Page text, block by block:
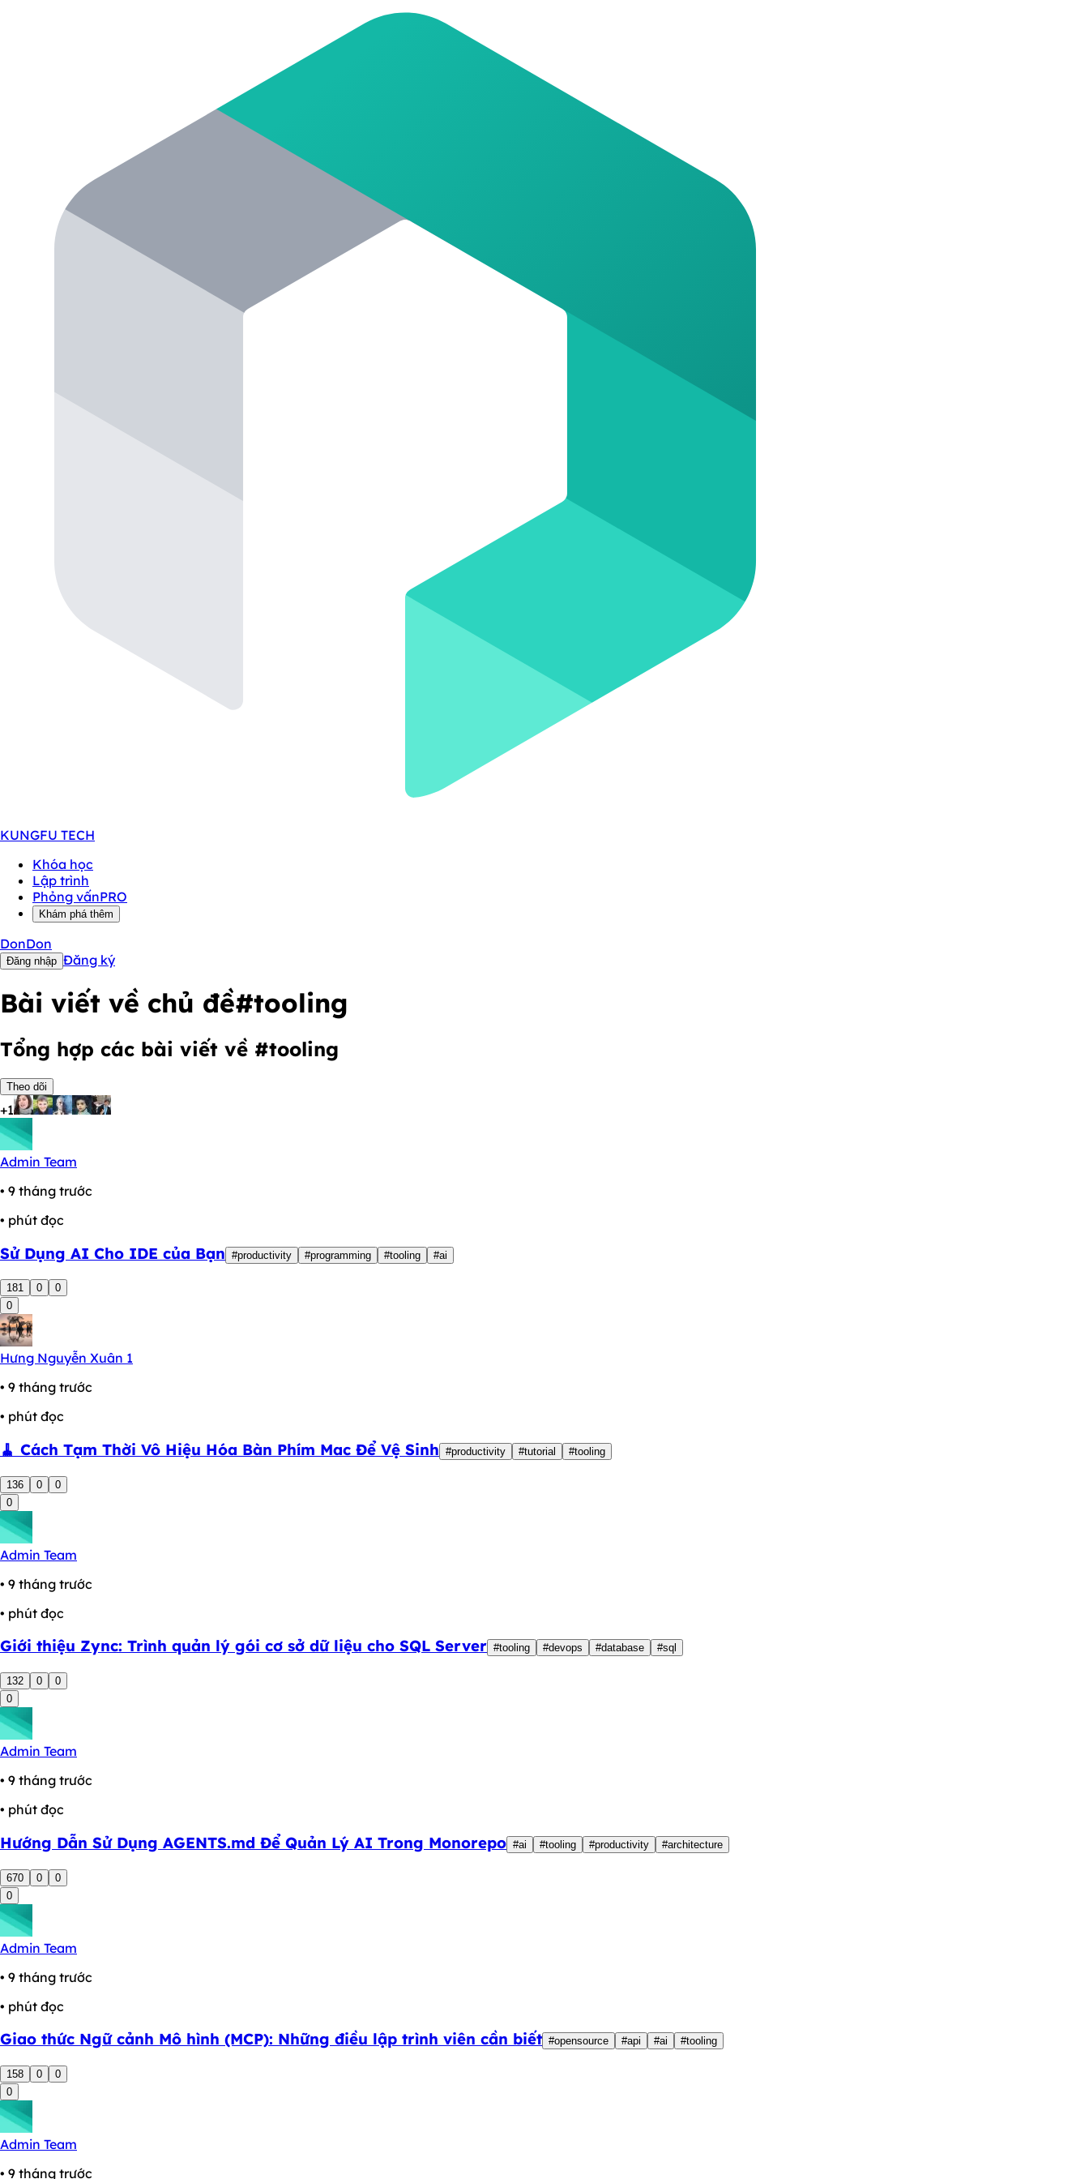
KUNGFU TECH
Khóa học
Lập trình
Phỏng vấnPRO
Khám phá thêm
DonDon
Đăng nhập Đăng ký
Bài viết về chủ đề#tooling
Tổng hợp các bài viết về #tooling
Theo dõi
+1
Admin Team
• 9 tháng trước
• phút đọc
Sử Dụng AI Cho IDE của Bạn #productivity #programming #tooling #ai
181 0
0
0
Hưng Nguyễn Xuân 1
• 9 tháng trước
• phút đọc
🧹 Cách Tạm Thời Vô Hiệu Hóa Bàn Phím Mac Để Vệ Sinh #productivity #tutorial #tooling
136 0
0
0
Admin Team
• 9 tháng trước
• phút đọc
Giới thiệu Zync: Trình quản lý gói cơ sở dữ liệu cho SQL Server #tooling #devops #database #sql
132 0
0
0
Admin Team
• 9 tháng trước
• phút đọc
Hướng Dẫn Sử Dụng AGENTS.md Để Quản Lý AI Trong Monorepo #ai #tooling #productivity #architecture
670 0
0
0
Admin Team
• 9 tháng trước
• phút đọc
Giao thức Ngữ cảnh Mô hình (MCP): Những điều lập trình viên cần biết #opensource #api #ai #tooling
158 0
0
0
Admin Team
• 9 tháng trước